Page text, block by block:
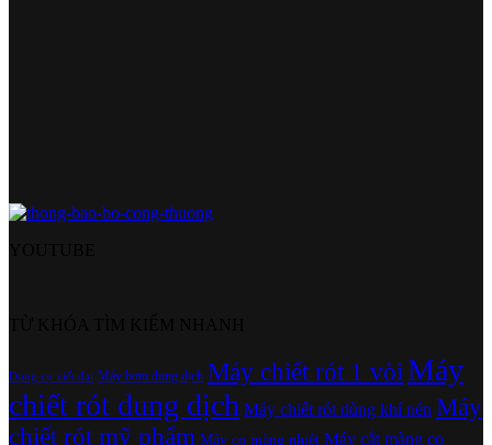
Dụng cụ xiết đai Máy bơm dung dịch Máy chiết rót 1 vòiMáy
chiết rót dung dịch Máy chiết rót dùng khí nén Máy
chiết rót mỹ phẩm Máy co màng nhiệt Máy cắt màng co